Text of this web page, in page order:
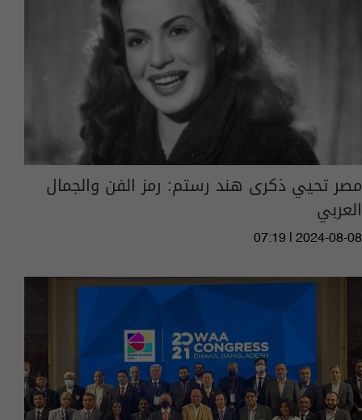
مصر تحيي ذكرى هند رستم: رمز الفن والجمال
العربي
07:19 | 2024-08-08